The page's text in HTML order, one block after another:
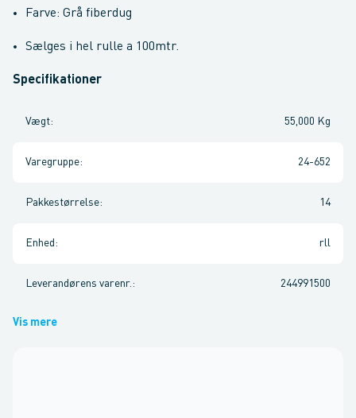
Farve: Grå fiberdug
Sælges i hel rulle a 100mtr.
Specifikationer
Vægt: 55,000 Kg
Varegruppe: 24-652
Pakkestørrelse: 14
Enhed : rll
Leverandørens varenr. : 244991500
Vis mere